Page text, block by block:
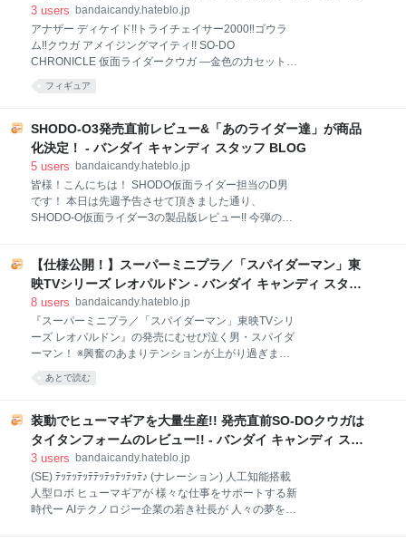
で展開している食玩シリーズですが…。 この度、シリ
ーズ初のBIGサイズの色紙ARTが登場です！ どれくら
いのサイズ感かと言いますと！ 女性が持つとこのくら
い。 縦約27cm×横約24cm！ ちょうどミニ色紙4枚分
ように、 非常に大きく・美麗なイラストが細部まで堪
を並べると同じサイズ感
ャンディ スタッフ BLOG
3 users bandaicandy.hateblo.jp
アナザー ディケイド!!トライチェイサー2000‼ゴウラ
ム‼クウガ アメイジングマイティ!! SO-DO
CHRONICLE 仮面ライダークウガ ―金色の力セット―
来週8/6(木)23時 予約締切!! 今日のトピックをいきなり
全部載せましたが... 情報量の暴力!! 情報量の暴力!! 皆
しょう ということで、こんにちは 装動ゼロワン担当の
G男(じーお)です まずはこの1年間、 アナザーディケイ
ドの装動化を アンケートでひたすら要望・要求・脅迫
たが、 「装動 ゼロワン AI 10」に収録の上、 もうすぐ
お届けできそうです ということで、 ジオウ最終回をイ
メージしたﾌﾞﾝﾄﾞﾄﾞをどうぞ!!ツクヨミ「兄さん、仮面
で裏切り、 ひざまずくツク
フィギュア
SHODO-O3発売直前レビュー&「あのライダー達」が商品
化決定！ - バンダイ キャンディ スタッフ BLOG
5 users bandaicandy.hateblo.jp
皆様！こんにちは！ SHODO仮面ライダー担当のD男
です！ 本日は先週予告させて頂きました通り、
SHODO-O仮面ライダー3の製品版レビュー!! 今弾のラ
面ライダークウガ」より絶大な人気を誇るグロンギ、
ゴ・ガドル・バ!! 暗闇の中をイメージした1枚！ VS９
の仮面ライダークウガや、サイズは異なるもののSO-
DO CHRONICLEの仮面ライダークウガとブンドドさ
せて楽しいグロンギですね! キャンディ事業部でも
CONVERGE以来の立体化になります。 怪人キャラク
アンケートでも非常に多くの立体化要望を頂き、この
ガ」の物語では、中盤から人間体で登場していた、所
謂「閣下」。ゴ集団最強の実力
【仕様公開！】スーパーミニプラ／「スパイダーマン」東
映TVシリーズ レオパルドン - バンダイ キャンディ スタッ
フ BLOG
8 users bandaicandy.hateblo.jp
『スーパーミニプラ／「スパイダーマン」東映TVシリ
ーズ レオパルドン』の発売にむせび泣く男・スパイダ
ーマン！ ※興奮のあまりテンションが上がり過ぎまし
た。 みなさんこんにちは！スーパーミニプラ担当のY
です。 今回は先日の発表以来話題を呼んでいる「スー
オパルドン」の詳しい仕様をお伝えしていきます！ ※
発表の際から正式商品名称を更新いたしました。ご了
承いただけますと幸いです。 すでにコレクターズ事業
すが、キャンディ事業部では真っ先に商品化となるの
がこの「スーパーミニプラ／「スパイダーマン」東映
TVシリーズ レオパルドン」となります。 ご存知の通
あとで読む
装動でヒューマギアを大量生産!! 発売直前SO-DOクウガは
タイタンフォームのレビュー!! - バンダイ キャンディ スタ
ッフ BLOG
3 users bandaicandy.hateblo.jp
(SE) ﾃｯﾃｯﾃｯﾃﾃｯﾃｯﾃｯﾃｯﾃ♪ (ナレーション) 人工知能搭載
人型ロボ ヒューマギアが 様々な仕事をサポートする新
時代ー AIテクノロジー企業の若き社長が 人々の夢を守